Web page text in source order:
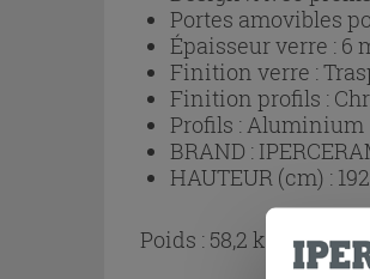
Portes amovibles
Épaisseur verre : 6
Finition verre :
Finition profils :
Profils :Aluminium
BRAND :
HAUTEUR (cm) : 192
Poids : 58,2 kg